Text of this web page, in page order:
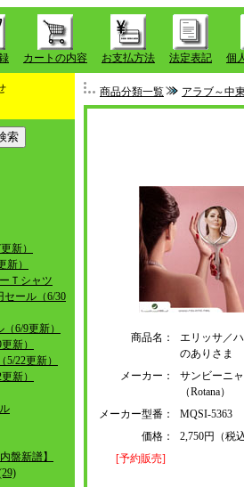
カートの内容 お支払方法 法定表記 個
新）
新）
Ｔシャツ
セール（6/30
6/9更新）
新）
22更新）
新）
盤新譜】
商品分類一覧 アラブ～中
商品名：
エリッサ／
のありさま
メーカー：
サンビーニ
（Rotana）
メーカー型番：
MQSI-5363
価格：
2,750円（税
[予約販売]